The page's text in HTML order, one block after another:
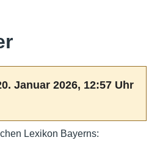
Januar 2026, 12:57 Uhr
Lexikon Bayerns: